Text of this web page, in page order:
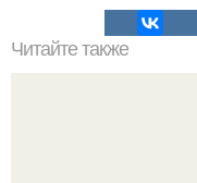
Читайте также